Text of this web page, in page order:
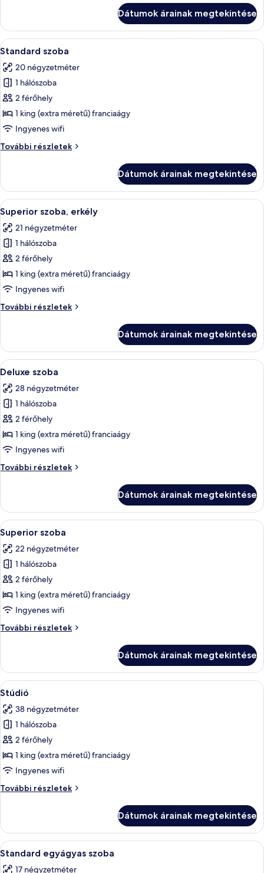
részletei
Dátumok árainak megtekintése
A
következő
szoba
összes
képének
megtekintése:
Standard
Egy gondosan megterített ágy fehér
20
Standard szoba
20 négyzetméter
1 hálószoba
2 férőhely
1 king (extra méretű) franciaágy
Ingyenes wifi
További részletek
Standard
Dátumok árainak megtekintése
A
következő
szoba
összes
képének
megtekintése:
Superior
erkély
Egy gondosan megterített ágy fehér
28
Superior szoba, erkély
21 négyzetméter
1 hálószoba
2 férőhely
1 king (extra méretű) franciaágy
Ingyenes wifi
További részletek
Superior
részletei
Dátumok árainak megtekintése
A
következő
szoba
összes
képének
megtekintése:
Deluxe
Egy gondosan megterített ágy fehér
16
Deluxe szoba
28 négyzetméter
1 hálószoba
2 férőhely
1 king (extra méretű) franciaágy
Ingyenes wifi
További részletek
Deluxe
Dátumok árainak megtekintése
A
következő
szoba
összes
képének
megtekintése:
Superior
Egy gondosan megterített ágy fehér
26
Superior szoba
22 négyzetméter
1 hálószoba
2 férőhely
1 king (extra méretű) franciaágy
Ingyenes wifi
További részletek
Superior
Dátumok árainak megtekintése
A
következő
szoba
összes
képének
megtekintése:
Stúdió
Egy gondosan megterített ágy fehér
17
Stúdió
38 négyzetméter
1 hálószoba
2 férőhely
1 king (extra méretű) franciaágy
Ingyenes wifi
További részletek
Stúdió
Dátumok árainak megtekintése
A
következő
Egy gondosan megterített ágy
7
Standard egyágyas szoba
17 négyzetméter